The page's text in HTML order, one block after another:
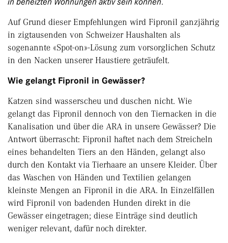
Auf Grund dieser Empfehlungen wird Fipronil ganzjährig
in zigtausenden von Schweizer Haushalten als
sogenannte «Spot-on»-Lösung zum vorsorglichen Schutz
in den Nacken unserer Haustiere geträufelt.
Wie gelangt Fipronil in Gewässer?
Katzen sind wasserscheu und duschen nicht. Wie
gelangt das Fipronil dennoch von den Tiernacken in die
Kanalisation und über die ARA in unsere Gewässer? Die
Antwort überrascht: Fipronil haftet nach dem Streicheln
eines behandelten Tiers an den Händen, gelangt also
durch den Kontakt via Tierhaare an unsere Kleider. Über
das Waschen von Händen und Textilien gelangen
kleinste Mengen an Fipronil in die ARA. In Einzelfällen
wird Fipronil von badenden Hunden direkt in die
Gewässer eingetragen; diese Einträge sind deutlich
weniger relevant, dafür noch direkter.